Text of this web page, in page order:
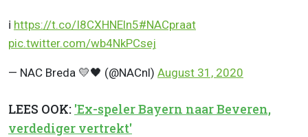
ℹ️ https://t.co/I8CXHNEln5#NACpraat
pic.twitter.com/wb4NkPCsej
— NAC Breda 💛🖤 (@NACnl) August 31, 2020
LEES OOK: 'Ex-speler Bayern naar Beveren,
verdediger vertrekt'